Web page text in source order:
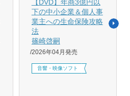
【DVD】年商3億円以
下の中小企業＆個人事
業主への生命保険攻略
法
篠崎啓嗣
2026年04月発売
音響・映像ソフト